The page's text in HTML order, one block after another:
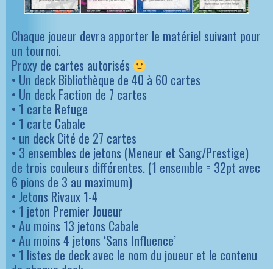
Chaque joueur devra apporter le matériel suivant pour
un tournoi.
Proxy de cartes autorisés
• Un deck Bibliothèque de 40 à 60 cartes
• Un deck Faction de 7 cartes
• 1 carte Refuge
• 1 carte Cabale
• un deck Cité de 27 cartes
• 3 ensembles de jetons (Meneur et Sang/Prestige)
de trois couleurs différentes. (1 ensemble = 32pt avec
6 pions de 3 au maximum)
• Jetons Rivaux 1-4
• 1 jeton Premier Joueur
• Au moins 13 jetons Cabale
• Au moins 4 jetons ‘Sans Influence’
• 1 listes de deck avec le nom du joueur et le contenu